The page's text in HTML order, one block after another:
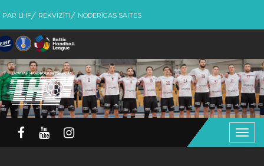
PAR LHF REKVIZĪTI NODERĪGAS SAITES